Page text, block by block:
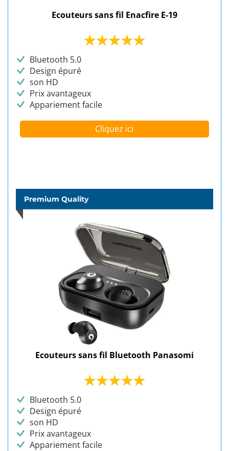
Ecouteurs sans fil Enacfire E-19
Bluetooth 5.0
Design épuré
son HD
Prix avantageux
Appariement facile
Cliquez ici
Premium Quality
Ecouteurs sans fil Bluetooth Panasomi
Bluetooth 5.0
Design épuré
son HD
Prix avantageux
Appariement facile